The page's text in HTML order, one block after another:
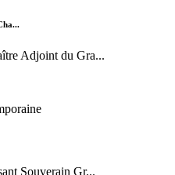
Adjoint du Gra...
Souverain Gr...